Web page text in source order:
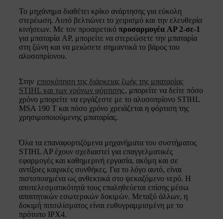
Το μηχάνημα διαθέτει κρίκο ανάρτησης για εύκολη
στερέωση. Αυτό βελτιώνει το χειρισμό και την ελευθερία
κινήσεων. Με τον προαιρετικό προσαρμογέα AP 2-σε-1
για μπαταρία AP, μπορείτε να στερεώσετε την μπαταρία
στη ζώνη και να μειώσετε σημαντικά το βάρος του
αλυσοπρίονου.
Στην επισκόπηση της διάρκειας ζωής της μπαταρίας
STIHL και των χρόνων φόρτισης, μπορείτε να δείτε πόσο
χρόνο μπορείτε να εργάζεστε με το αλυσοπρίονο STIHL
MSA 190 T και πόσο χρόνο χρειάζεται η φόρτιση της
χρησιμοποιούμενης μπαταρίας.
Όλα τα επαναφορτιζόμενα μηχανήματα του συστήματος
STIHL AP έχουν σχεδιαστεί για επαγγελματικές
εφαρμογές και καθημερινή εργασία, ακόμη και σε
αντίξοες καιρικές συνθήκες. Για το λόγο αυτό, είναι
πιστοποιημένα ως ανθεκτικά στο ψεκαζόμενο νερό. Η
αποτελεσματικότητά τους επαληθεύεται επίσης μέσω
απαιτητικών εσωτερικών δοκιμών. Μεταξύ άλλων, η
δοκιμή πιτσιλίσματος είναι ευθυγραμμισμένη με το
πρότυπο IPX4.